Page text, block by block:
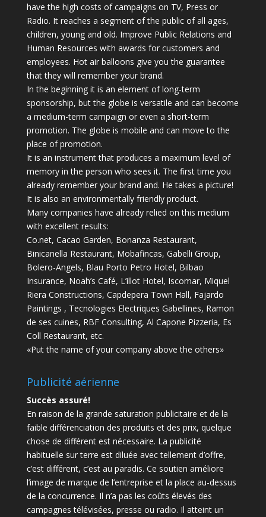
have the high costs of campaigns on TV, Press or
Radio. It reaches a segment of the public of all ages,
children, young and old. Improve Public Relations and
Human Resources with awards for customers and
employees. Hot air balloons give you the guarantee
that they will remember your brand.
In the beginning it is an element of long-term
sponsorship, but the globe is versatile and can become
a medium-term campaign or even a short-term
promotion. The globe is mobile and can move to the
place of promotion.
It is an instrument that produces a maximum level of
memory in the person who sees it. The first time you
already remember your brand and. He takes a picture!
It is also an environmentally friendly product.
Many companies have already relied on this medium
with excellent results:
Co.net, Cacao Garden, Bonanza Restaurant,
Binicanella Restaurant, Mobafincas, Gabelli Group,
Bolero-Angels, Blau Porto Petro Hotel, Bilbao
Insurance, Noah’s Café, L’illot Hotel, Iscomar, Miquel
Riera Constructions, Capdepera Town Hall, Fajardo
Paintings , Tecnologies Electriques Gabellines, Ramon
de ses cuines, RBF Consulting, Al Capone Pizzeria, Es
Coll Restaurant, etc.
«Put the name of your company above the others»
Publicité aérienne
Succès assuré!
En raison de la grande saturation publicitaire et de la
faible différenciation des produits et des prix, quelque
chose de différent est nécessaire. La publicité
habituelle sur terre est diluée avec tellement d’offre,
c’est différent, c’est au paradis. Ce soutien améliore
l’image de marque de l’entreprise et la place au-dessus
de la concurrence. Il n’a pas les coûts élevés des
campagnes télévisées, presse ou radio. Il atteint un